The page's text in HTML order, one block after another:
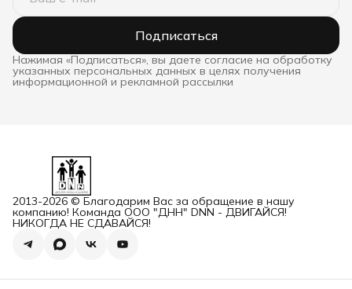
Подписаться
Нажимая «Подписаться», вы даете согласие на обработку
указанных персональных данных в целях получения
информационной и рекламной рассылки
2013-2026 © Благодарим Вас за обращение в нашу
компанию! Команда ООО "ДНН" DNN - ДВИГАЙСЯ!
НИКОГДА НЕ СДАВАЙСЯ!